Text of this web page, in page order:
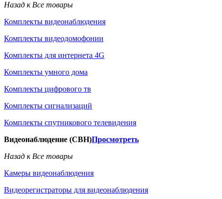
Назад к Все товары
Комплекты видеонаблюдения
Комплекты видеодомофонии
Комплекты для интернета 4G
Комплекты умного дома
Комплекты цифрового тв
Комплекты сигнализаций
Комплекты спутникового телевидения
Видеонаблюдение (СВН)Просмотреть
Назад к Все товары
Камеры видеонаблюдения
Видеорегистраторы для видеонаблюдения